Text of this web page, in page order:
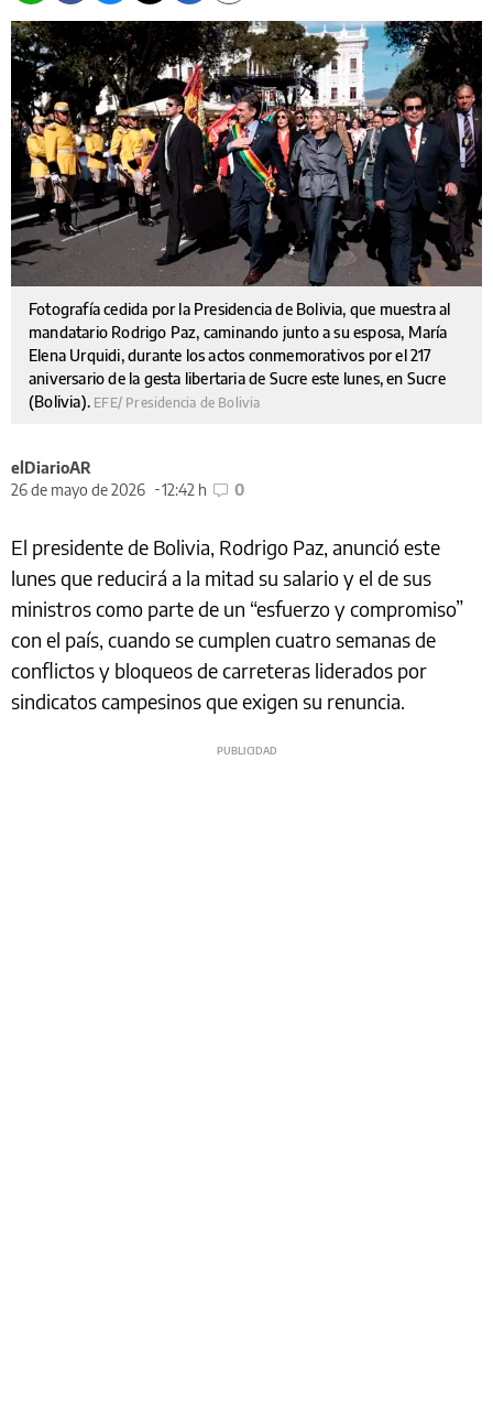
Fotografía cedida por la Presidencia de Bolivia, que muestra al
mandatario Rodrigo Paz, caminando junto a su esposa, Marí­a
Elena Urquidi, durante los actos conmemorativos por el 217
aniversario de la gesta libertaria de Sucre este lunes, en Sucre
(Bolivia). EFE/ Presidencia de Bolivia
elDiarioAR
26 de mayo de 2026
12:42 h 0
El presidente de Bolivia, Rodrigo Paz, anunció este
lunes que reducirá a la mitad su salario y el de sus
ministros como parte de un “esfuerzo y compromiso”
con el país, cuando se cumplen cuatro semanas de
conflictos y bloqueos de carreteras liderados por
sindicatos campesinos que exigen su renuncia.